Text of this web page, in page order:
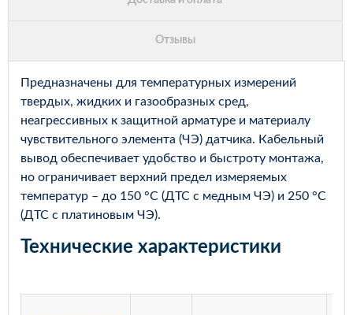
Предназначены для температурных измерений
твердых, жидких и газообразных сред,
неагрессивных к защитной арматуре и материалу
чувствительного элемента (ЧЭ) датчика. Кабельный
вывод обеспечивает удобство и быстроту монтажа,
но ограничивает верхний предел измеряемых
температур – до 150 °С (ДТС с медным ЧЭ) и 250 °С
(ДТС с платиновым ЧЭ).
Технические характеристики